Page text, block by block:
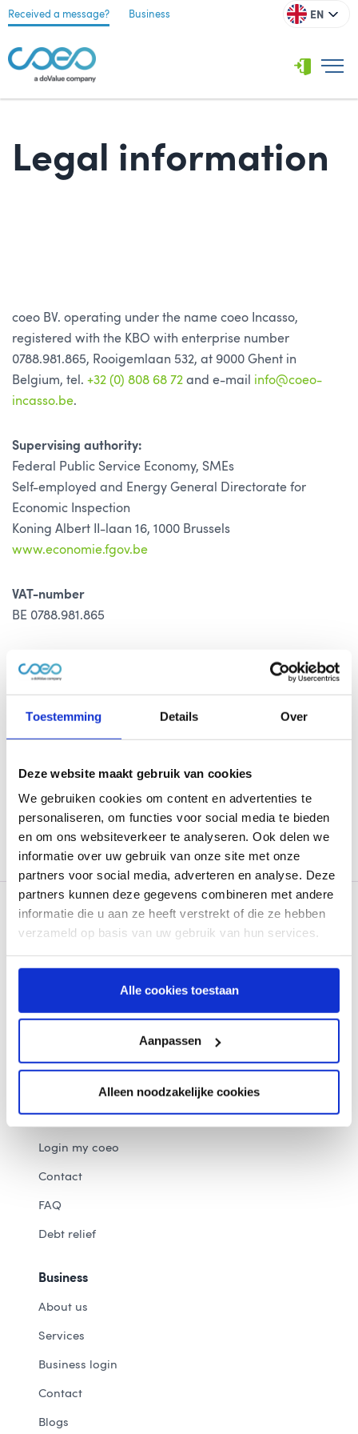
Toestemming Details Over
Deze website maakt gebruik van cookies
We gebruiken cookies om content en advertenties te
personaliseren, om functies voor social media te bieden
en om ons websiteverkeer te analyseren. Ook delen we
informatie over uw gebruik van onze site met onze
partners voor social media, adverteren en analyse. Deze
partners kunnen deze gegevens combineren met andere
informatie die u aan ze heeft verstrekt of die ze hebben
verzameld op basis van uw gebruik van hun services.
Alle cookies toestaan
Aanpassen
Alleen noodzakelijke cookies
Received a message? Business EN
Legal information
coeo BV. operating under the name coeo Incasso,
registered with the KBO with enterprise number
0788.981.865, Rooigemlaan 532, at 9000 Ghent in
Belgium, tel. +32 (0) 808 68 72 and e-mail info@coeo-
incasso.be.
Supervising authority:
Federal Public Service Economy, SMEs
Self-employed and Energy General Directorate for
Economic Inspection
Koning Albert II-laan 16, 1000 Brussels
www.economie.fgov.be
VAT-number
BE 0788.981.865
Bank account number
BE40 7360 7196 4263 (BIC: KREDBEBB)
Our skilled staff is ready to assist you. Please contact us
on+32 (0) 808 68 72 or send an e-mail toinfo@coeo-
incasso.be.
EN
Message received
Direct payment
Login my coeo
Contact
FAQ
Debt relief
Business
About us
Services
Business login
Contact
Blogs